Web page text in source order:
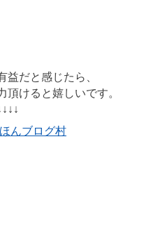
益だと感じたら、
頂けると嬉しいです。
んブログ村